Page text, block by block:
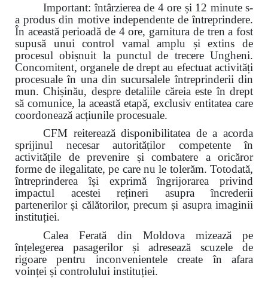
Important: întârzierea de 4 ore și 12 minute s-
a produs din motive independente de întreprindere.
În această perioadă de 4 ore, garnitura de tren a fost
supusă unui control vamal amplu și extins de
procesul obișnuit la punctul de trecere Ungheni.
Concomitent, organele de drept au efectuat activități
procesuale în una din sucursalele întreprinderii din
mun. Chișinău, despre detaliile căreia este în drept
să comunice, la această etapă, exclusiv entitatea care
coordonează acțiunile procesuale.
CFM reiterează disponibilitatea de a acorda
sprijinul necesar autorităților competente în
activitățile de prevenire și combatere a oricăror
forme de ilegalitate, pe care nu le tolerăm. Totodată,
întreprinderea își exprimă îngrijorarea privind
impactul acestei rețineri asupra încrederii
partenerilor și călătorilor, precum și asupra imaginii
instituției.
Calea Ferată din Moldova mizează pe
înțelegerea pasagerilor și adresează scuzele de
rigoare pentru inconvenientele create în afara
voinței și controlului instituției.